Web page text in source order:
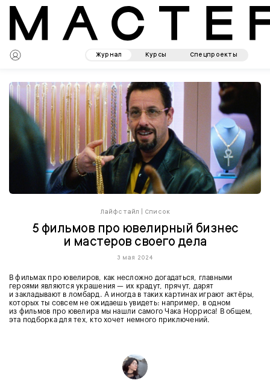
Журнал Курсы Спецпроекты
Лайфстайл Список
5 фильмов про ювелирный бизнес
и мастеров своего дела
3 мая 2024
В фильмах про ювелиров, как несложно догадаться, главными
героями являются украшения — их крадут, прячут, дарят
и закладывают в ломбард. А иногда в таких картинах играют актёры,
которых ты совсем не ожидаешь увидеть: например, в одном
из фильмов про ювелира мы нашли самого Чака Норриса! В общем,
эта подборка для тех, кто хочет немного приключений.